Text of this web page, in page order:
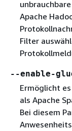
Apache
Filter
--enable-
Ermöglicht
als Apache
Bei diesem